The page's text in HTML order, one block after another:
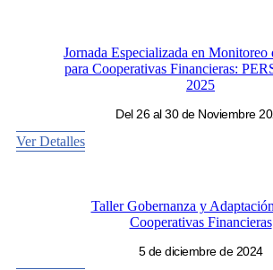
Jornada Especializada en Monitoreo
para Cooperativas Financieras:
2025
Del 26 al 30 de Noviembre
Ver Detalles
Taller Gobernanza y
Cooperativas Financieras
5 de diciembre de 2024